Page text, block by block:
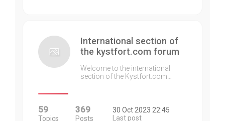
International section of
the kystfort.com forum
Welcome to the international
section of the Kystfort.com…
59
Topics
369
Posts
30 Oct 2023 22:45
Last post